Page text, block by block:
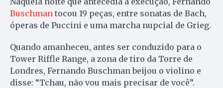
Buschman tocou 19 peças, entre sonatas de Bach,
óperas de Puccini e uma marcha nupcial de Grieg.
Quando amanheceu, antes ser conduzido para o
Tower Riffle Range, a zona de tiro da Torre de
Londres, Fernando Buschman beijou o violino e
disse: “Tchau, não vou mais precisar de você”.